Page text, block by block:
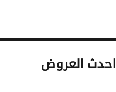
احدث العروض